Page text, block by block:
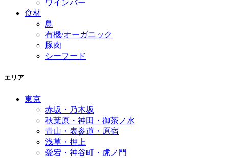
ワインバー
食材
鳥
有機/オーガニック
豚肉
シーフード
エリア
東京
赤坂・乃木坂
秋葉原・神田・御茶ノ水
青山・表参道・原宿
浅草・押上
愛宕・神谷町・虎ノ門